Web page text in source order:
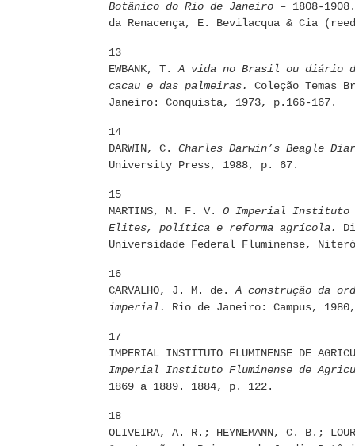
Botânico do Rio de Janeiro – 1808-
da Renacença, E. Bevilacqua & Cia
13
EWBANK, T.A vida no Brasil ou diário
cacau e das palmeiras.
Coleção
Janeiro: Conquista, 1973, p.166-167.
14
DARWIN, C. Charles Darwin’s Beagle
University Press, 1988, p. 67.
15
MARTINS, M. F. V. O Imperial Instituto
Elites, política e reforma agrícola.
Universidade Federal Fluminense,
16
CARVALHO, J. M. de.A construção da
imperial.
Rio de Janeiro: Campus,
17
IMPERIAL INSTITUTO FLUMINENSE DE
Imperial Instituto Fluminense de
1869 a 1889. 1884, p. 122.
18
OLIVEIRA, A. R.; HEYNEMANN, C. B.;